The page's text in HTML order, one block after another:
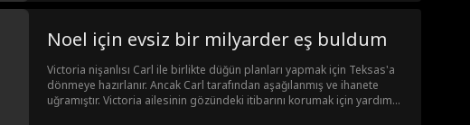
Noel için evsiz bir milyarder eş buldum
Victoria nişanlısı Carl ile birlikte düğün planları yapmak için Teksas'a
dönmeye hazırlanır. Ancak Carl tarafından aşağılanmış ve ihanete
uğramıştır. Victoria ailesinin gözündeki itibarını korumak için yardım